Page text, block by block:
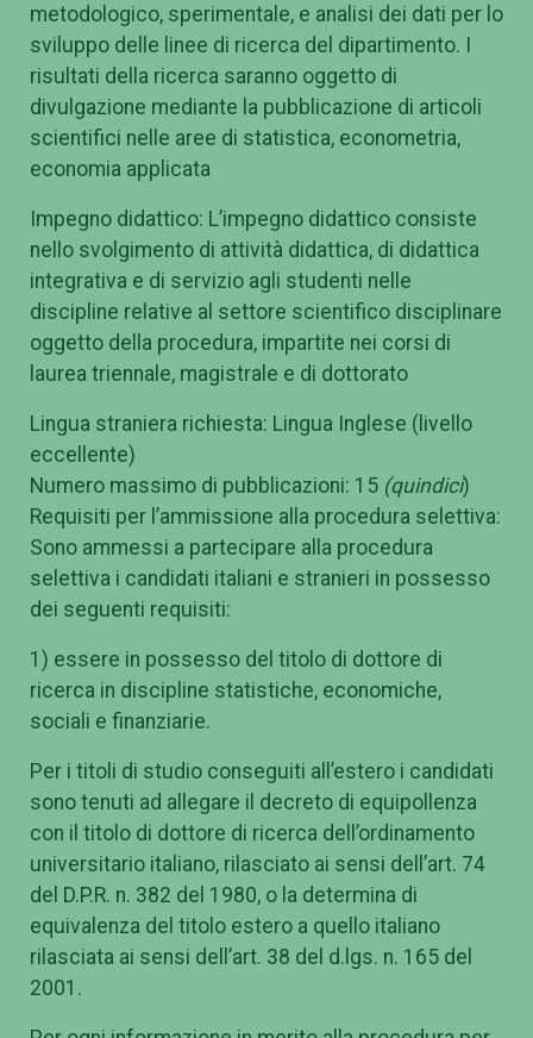
metodologico, sperimentale, e analisi dei dati per lo
sviluppo delle linee di ricerca del dipartimento. I
risultati della ricerca saranno oggetto di
divulgazione mediante la pubblicazione di articoli
scientifici nelle aree di statistica, econometria,
economia applicata
Impegno didattico: L’impegno didattico consiste
nello svolgimento di attività didattica, di didattica
integrativa e di servizio agli studenti nelle
discipline relative al settore scientifico disciplinare
oggetto della procedura, impartite nei corsi di
laurea triennale, magistrale e di dottorato
Lingua straniera richiesta: Lingua Inglese (livello
eccellente)
Numero massimo di pubblicazioni: 15 (quindici)
Requisiti per l’ammissione alla procedura selettiva:
Sono ammessi a partecipare alla procedura
selettiva i candidati italiani e stranieri in possesso
dei seguenti requisiti:
1) essere in possesso del titolo di dottore di
ricerca in discipline statistiche, economiche,
sociali e finanziarie.
Per i titoli di studio conseguiti all’estero i candidati
sono tenuti ad allegare il decreto di equipollenza
con il titolo di dottore di ricerca dell’ordinamento
universitario italiano, rilasciato ai sensi dell’art. 74
del D.P.R. n. 382 del 1980, o la determina di
equivalenza del titolo estero a quello italiano
rilasciata ai sensi dell’art. 38 del d.lgs. n. 165 del
2001.